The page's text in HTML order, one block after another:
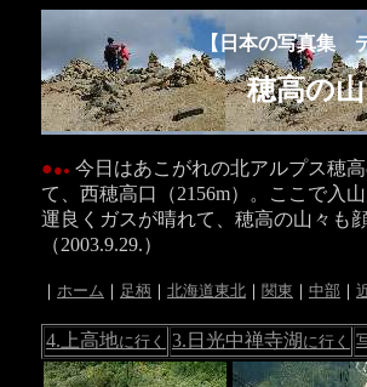
【日本の写真集
穂高の
●●● 今日はあこがれの北アルプス穂
て、西穂高口（2156m）。ここで入
運良くガスが晴れて、穂高の山々も
（2003.9.29.）
｜ ホーム ｜ 足柄 ｜ 北海道東北 ｜ 関東 ｜ 中部 ｜
4.上高地に行く 3.日光中禅寺湖 に行く